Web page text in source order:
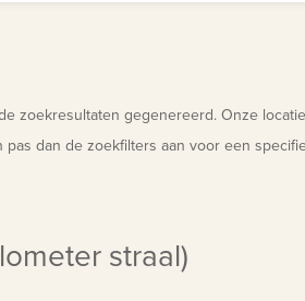
zoekresultaten gegenereerd. Onze
dan de zoekfilters aan voor een
straal)